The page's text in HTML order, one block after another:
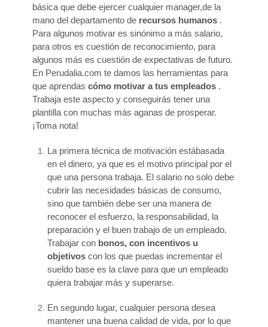
básica que debe ejercer cualquier manager,de la
mano del departamento de recursos humanos .
Para algunos motivar es sinónimo a más salario,
para otros es cuestión de reconocimiento, para
algunos más es cuestión de expectativas de futuro.
En Perudalia.com te damos las herramientas para
que aprendas cómo motivar a tus empleados .
Trabaja este aspecto y conseguirás tener una
plantilla con muchas más aganas de prosperar.
¡Toma nota!
La primera técnica de motivación estábasada
en el dinero, ya que es el motivo principal por el
que una persona trabaja. El salario no solo debe
cubrir las necesidades básicas de consumo,
sino que también debe ser una manera de
reconocer el esfuerzo, la responsabilidad, la
preparación y el buen trabajo de un empleado.
Trabajar con bonos, con incentivos u
objetivos con los que puedas incrementar el
sueldo base es la clave para que un empleado
quiera trabajar más y superarse.
En segundo lugar, cualquier persona desea
mantener una buena calidad de vida, por lo que